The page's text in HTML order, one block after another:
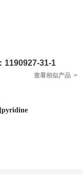
1190927-31-1
查看相似产品 >
;500Mg